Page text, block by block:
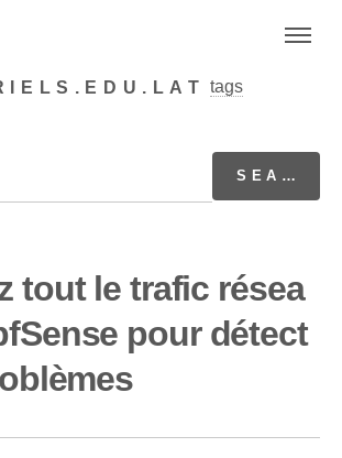
tags
tout le trafic résea
pour détect